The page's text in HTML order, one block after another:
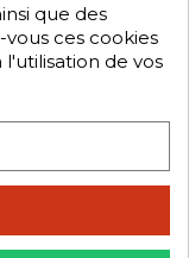
que des
ces cookies
l'utilisation de vos